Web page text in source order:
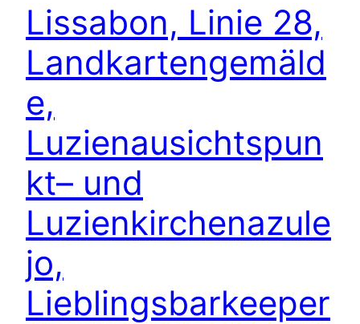
Lissabon, Linie 28,
Landkartengemäld
e,
Luzienausichtspun
kt– und
Luzienkirchenazule
jo,
Lieblingsbarkeeper